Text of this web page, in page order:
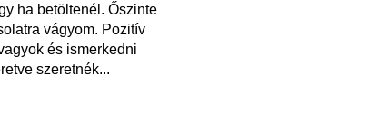
ha betöltenél. Őszinte
vágyom. Pozitív
és ismerkedni
szeretnék...